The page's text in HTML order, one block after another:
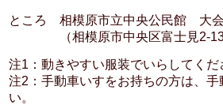
ところ 相模原市立中央公民館 大
（相模原市中央区富士見2-13-
注1：動きやすい服装でいらしてくだ
注2：手動車いすをお持ちの方は、手
い。